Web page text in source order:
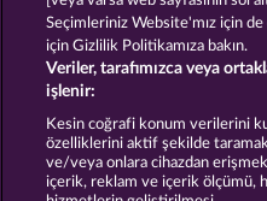
Hüküm ve Koşullar
Şirket SSS
İptal
Seçimleriniz Website'mız için de
için Gizlilik Politikamıza bakın.
Veriler, tarafımızca veya
işlenir:
Kesin coğrafi konum verilerini
özelliklerini aktif şekilde
ve/veya onlara cihazdan
içerik, reklam ve içerik ölçümü,